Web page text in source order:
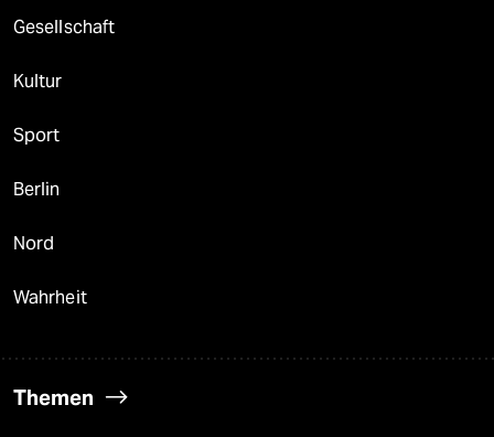
Gesellschaft
Kultur
Sport
Berlin
Nord
Wahrheit
Themen